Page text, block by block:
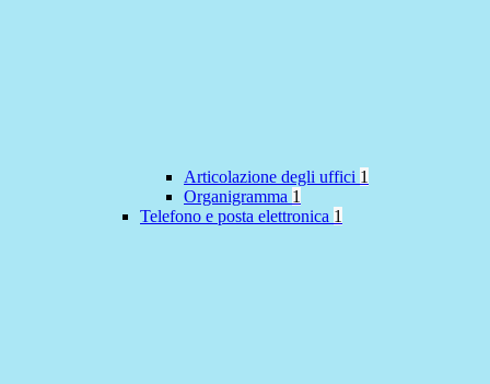
Articolazione degli uffici 1
Organigramma 1
Telefono e posta elettronica 1